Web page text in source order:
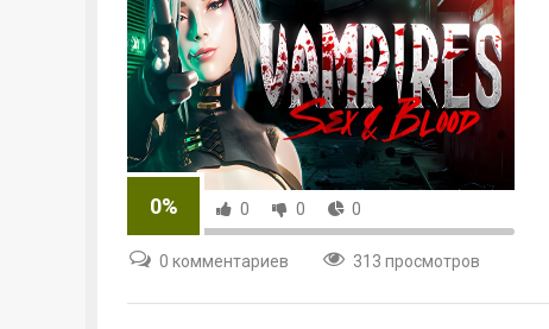
0% 0 0 0
0 комментариев 313 просмотров